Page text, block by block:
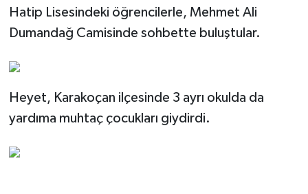
Hatip Lisesindeki öğrencilerle, Mehmet Ali
Dumandağ Camisinde sohbette buluştular.
Heyet, Karakoçan ilçesinde 3 ayrı okulda da
yardıma muhtaç çocukları giydirdi.